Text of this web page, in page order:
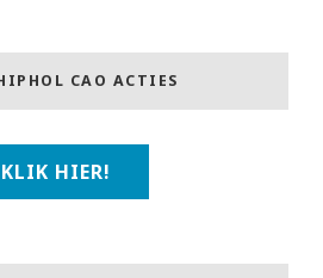
CAO ACTIES
KLIK HIER!